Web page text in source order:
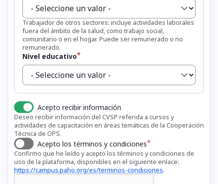
Trabajador de otros sectores: incluye actividades laborales
fuera del ámbito de la salud, como trabajo social,
comunitario o en el hogar. Puede ser remunerado o no
remunerado.
Nivel educativo
Acepto recibir información
Deseo recibir información del CVSP referida a cursos y
actividades de capacitación en áreas temáticas de la Cooperación
Técnica de OPS.
Acepto los términos y condiciones
Confirmo que he leído y acepto los términos y condiciones de
uso de la plataforma, disponibles en el siguiente enlace:
https://campus.paho.org/es/terminos-condiciones.